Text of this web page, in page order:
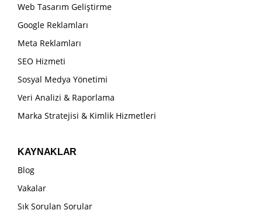
Web Tasarım Geliştirme
Google Reklamları
Meta Reklamları
SEO Hizmeti
Sosyal Medya Yönetimi
Veri Analizi & Raporlama
Marka Stratejisi & Kimlik Hizmetleri
KAYNAKLAR
Blog
Vakalar
Sık Sorulan Sorular